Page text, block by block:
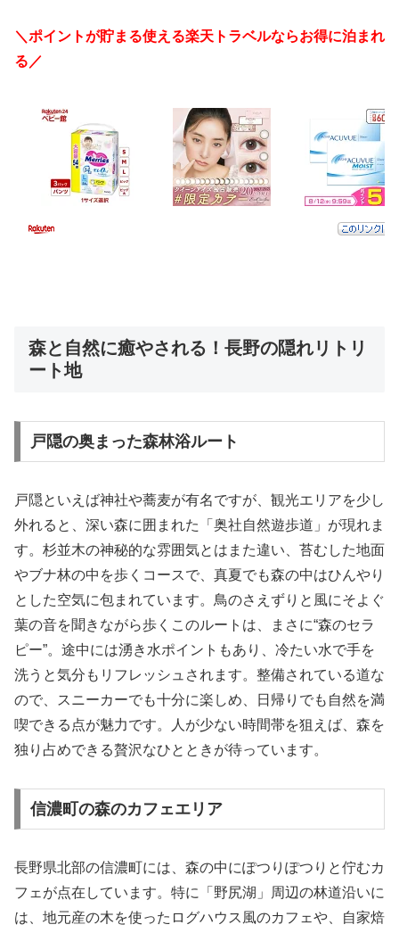
＼ポイントが貯まる使える楽天トラベルならお得に泊まれ
る／
森と自然に癒やされる！長野の隠れリトリ
ート地
戸隠の奥まった森林浴ルート
戸隠といえば神社や蕎麦が有名ですが、観光エリアを少し
外れると、深い森に囲まれた「奥社自然遊歩道」が現れま
す。杉並木の神秘的な雰囲気とはまた違い、苔むした地面
やブナ林の中を歩くコースで、真夏でも森の中はひんやり
とした空気に包まれています。鳥のさえずりと風にそよぐ
葉の音を聞きながら歩くこのルートは、まさに“森のセラ
ピー”。途中には湧き水ポイントもあり、冷たい水で手を
洗うと気分もリフレッシュされます。整備されている道な
ので、スニーカーでも十分に楽しめ、日帰りでも自然を満
喫できる点が魅力です。人が少ない時間帯を狙えば、森を
独り占めできる贅沢なひとときが待っています。
信濃町の森のカフェエリア
長野県北部の信濃町には、森の中にぽつりぽつりと佇むカ
フェが点在しています。特に「野尻湖」周辺の林道沿いに
は、地元産の木を使ったログハウス風のカフェや、自家焙